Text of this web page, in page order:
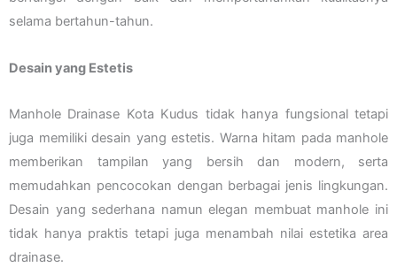
selama bertahun-tahun.
Desain yang Estetis
Manhole Drainase Kota Kudus tidak hanya fungsional tetapi
juga memiliki desain yang estetis. Warna hitam pada manhole
memberikan tampilan yang bersih dan modern, serta
memudahkan pencocokan dengan berbagai jenis lingkungan.
Desain yang sederhana namun elegan membuat manhole ini
tidak hanya praktis tetapi juga menambah nilai estetika area
drainase.